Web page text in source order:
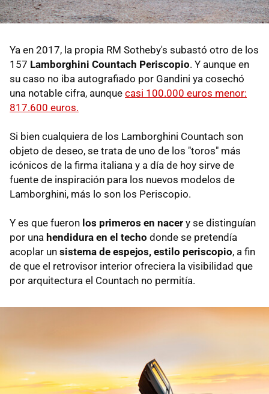
Ya en 2017, la propia RM Sotheby's subastó otro de los
157 Lamborghini Countach Periscopio. Y aunque en
su caso no iba autografiado por Gandini ya cosechó
una notable cifra, aunque casi 100.000 euros menor:
817.600 euros.
Si bien cualquiera de los Lamborghini Countach son
objeto de deseo, se trata de uno de los "toros" más
icónicos de la firma italiana y a día de hoy sirve de
fuente de inspiración para los nuevos modelos de
Lamborghini, más lo son los Periscopio.
Y es que fueron los primeros en nacer y se distinguían
por una hendidura en el techo donde se pretendía
acoplar un sistema de espejos, estilo periscopio, a fin
de que el retrovisor interior ofreciera la visibilidad que
por arquitectura el Countach no permitía.